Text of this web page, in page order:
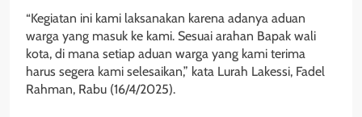
“Kegiatan ini kami laksanakan karena adanya aduan
warga yang masuk ke kami. Sesuai arahan Bapak wali
kota, di mana setiap aduan warga yang kami terima
harus segera kami selesaikan,” kata Lurah Lakessi, Fadel
Rahman, Rabu (16/4/2025).